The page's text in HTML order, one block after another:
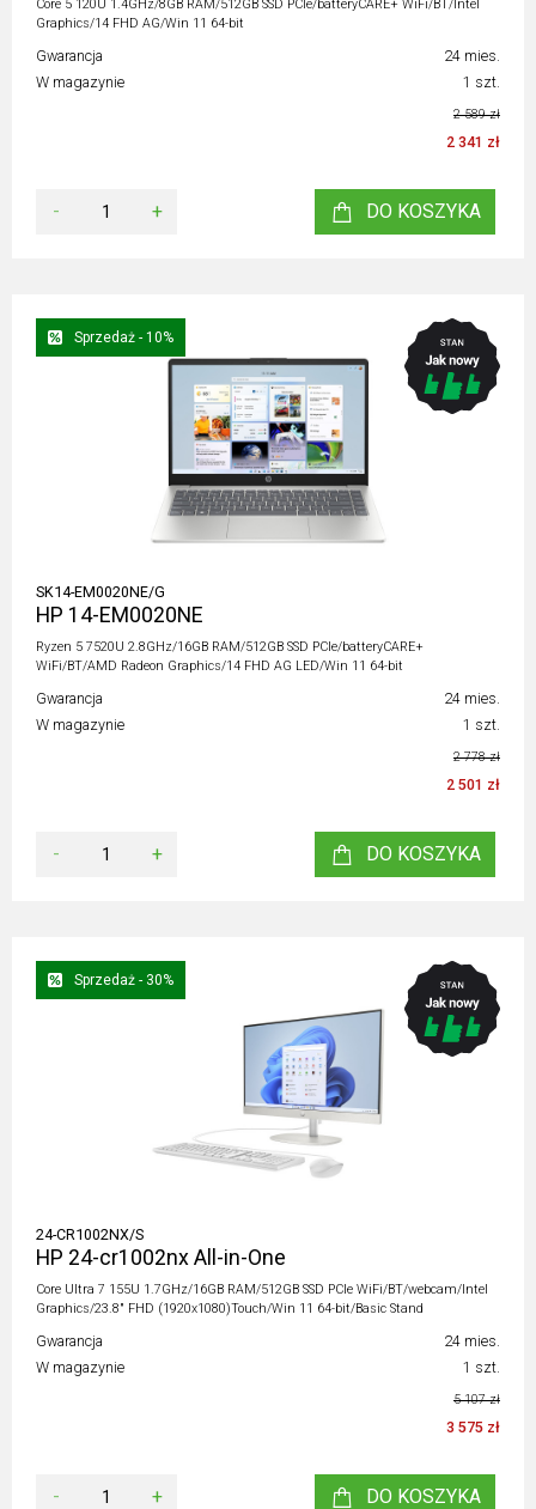
Core 5 120U 1.4GHz/8GB RAM/512GB SSD PCIe/batteryCARE+ WiFi/BT/Intel
Graphics/14 FHD AG/Win 11 64-bit
Gwarancja
24 mies.
W magazynie
1 szt.
2 589 zł
2 341 zł
- + DO KOSZYKA
Sprzedaż - 10%
SK14-EM0020NE/G
HP 14-EM0020NE
Ryzen 5 7520U 2.8GHz/16GB RAM/512GB SSD PCIe/batteryCARE+
WiFi/BT/AMD Radeon Graphics/14 FHD AG LED/Win 11 64-bit
Gwarancja
24 mies.
W magazynie
1 szt.
2 778 zł
2 501 zł
- + DO KOSZYKA
Sprzedaż - 30%
24-CR1002NX/S
HP 24-cr1002nx All-in-One
Core Ultra 7 155U 1.7GHz/16GB RAM/512GB SSD PCIe WiFi/BT/webcam/Intel
Graphics/23.8" FHD (1920x1080)Touch/Win 11 64-bit/Basic Stand
Gwarancja
24 mies.
W magazynie
1 szt.
5 107 zł
3 575 zł
- + DO KOSZYKA